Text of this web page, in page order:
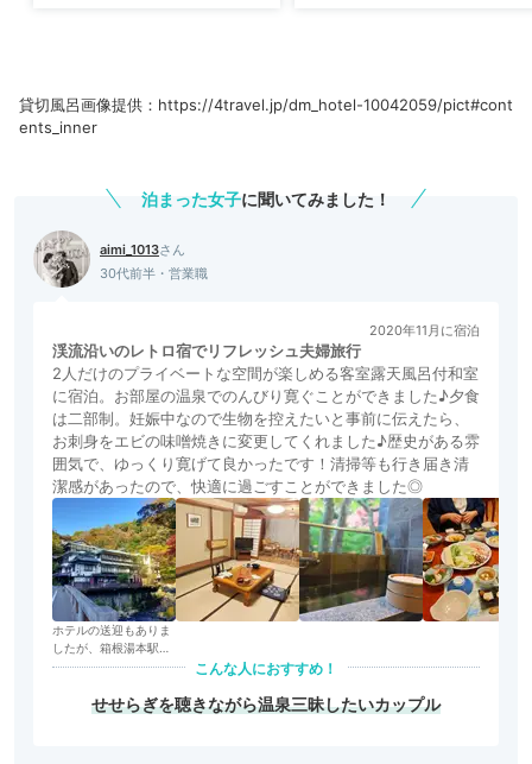
貸切風呂画像提供：https://4travel.jp/dm_hotel-10042059/pict#cont
ents_inner
泊まった女子に聞いてみました！
aimi_1013
30代前半・営業職
2020年11月に宿泊
渓流沿いのレトロ宿でリフレッシュ夫婦旅行
2人だけのプライベートな空間が楽しめる客室露天風呂付和室
に宿泊。お部屋の温泉でのんびり寛ぐことができました♪夕食
は二部制。妊娠中なので生物を控えたいと事前に伝えたら、
お刺身をエビの味噌焼きに変更してくれました♪歴史がある雰
囲気で、ゆっくり寛げて良かったです！清掃等も行き届き清
潔感があったので、快適に過ごすことができました◎
ホテルの送迎もありま
したが、箱根湯本駅か
らあえて歩いて箱根の
こんな人におすすめ！
せせらぎを聴きながら温泉三昧したいカップル